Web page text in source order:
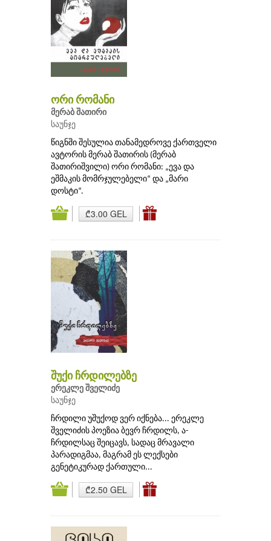
ორი რომანი
მერაბ შათირი
საუნჯე
წიგნში შესულია თანამედროვე ქართველი
ავტორის მერაბ შათირის (მერაბ
შათირიშვილი) ორი რომანი: „ევა და
ეშმაკის მომრჯულებელი“ და „მარი
დოსტი“.
₾3.00 GEL
შუქი ჩრდილებზე
ერეკლე შველიძე
საუნჯე
ჩრდილი უშუქოდ ვერ იქნება... ერეკლე
შველიძის პოეზია ბევრ ჩრდილს, ა-
ჩრდილსაც შეიცავს, სადაც მრავალი
პარადიგმაა, მაგრამ ეს ლექსები
გენეტიკურად ქართული...
₾2.50 GEL